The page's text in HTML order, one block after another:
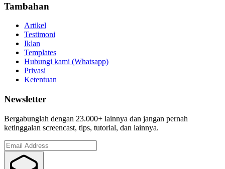
Tambahan
Artikel
Testimoni
Iklan
Templates
Hubungi kami (Whatsapp)
Privasi
Ketentuan
Newsletter
Bergabunglah dengan 23.000+ lainnya dan jangan pernah
ketinggalan screencast, tips, tutorial, dan lainnya.